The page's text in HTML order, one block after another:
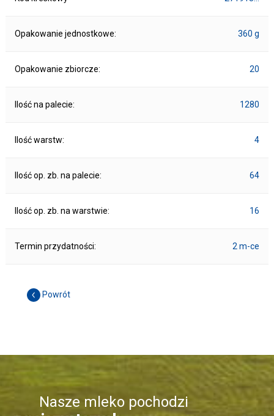
Opakowanie jednostkowe: 360 g
Opakowanie zbiorcze: 20
Ilość na palecie: 1280
Ilość warstw: 4
Ilość op. zb. na palecie: 64
Ilość op. zb. na warstwie: 16
Termin przydatności: 2 m-ce
Powrót
Nasze mleko pochodzi